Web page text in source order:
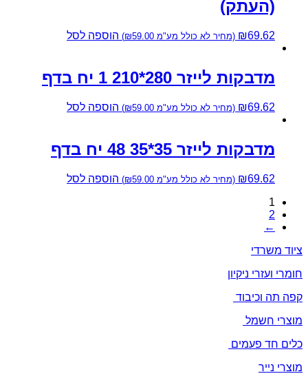
(העתק)
₪69.62 (מחיר לא כולל מע"מ ₪59.00
) הוספה לסל
מדבקות לייזר 280*210 1 יח בדף
₪69.62 (מחיר לא כולל מע"מ ₪59.00
) הוספה לסל
מדבקות לייזר 35*35 48 יח בדף
₪69.62 (מחיר לא כולל מע"מ ₪59.00
) הוספה לסל
1
2
←
ציוד משרדי
חומרי ועזרי ניקיון
קפה תה וכיבוד
מוצרי חשמל
כלים חד פעמים
מוצרי נייר